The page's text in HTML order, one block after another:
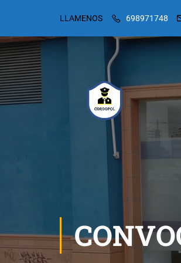
LLAMENOS 698971748